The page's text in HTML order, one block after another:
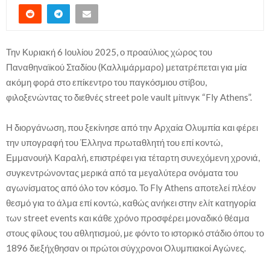
Την Κυριακή 6 Ιουλίου 2025, ο προαύλιος χώρος του
Παναθηναϊκού Σταδίου (Καλλιμάρμαρο) μετατρέπεται για μία
ακόμη φορά στο επίκεντρο του παγκόσμιου στίβου,
φιλοξενώντας το διεθνές street pole vault μίτινγκ “Fly Athens”.
Η διοργάνωση, που ξεκίνησε από την Αρχαία Ολυμπία και φέρει
την υπογραφή του Έλληνα πρωταθλητή του επί κοντώ,
Εμμανουήλ Καραλή, επιστρέφει για τέταρτη συνεχόμενη χρονιά,
συγκεντρώνοντας μερικά από τα μεγαλύτερα ονόματα του
αγωνίσματος από όλο τον κόσμο. Το Fly Athens αποτελεί πλέον
θεσμό για το άλμα επί κοντώ, καθώς ανήκει στην ελίτ κατηγορία
των street events και κάθε χρόνο προσφέρει μοναδικό θέαμα
στους φίλους του αθλητισμού, με φόντο το ιστορικό στάδιο όπου το
1896 διεξήχθησαν οι πρώτοι σύγχρονοι Ολυμπιακοί Αγώνες.